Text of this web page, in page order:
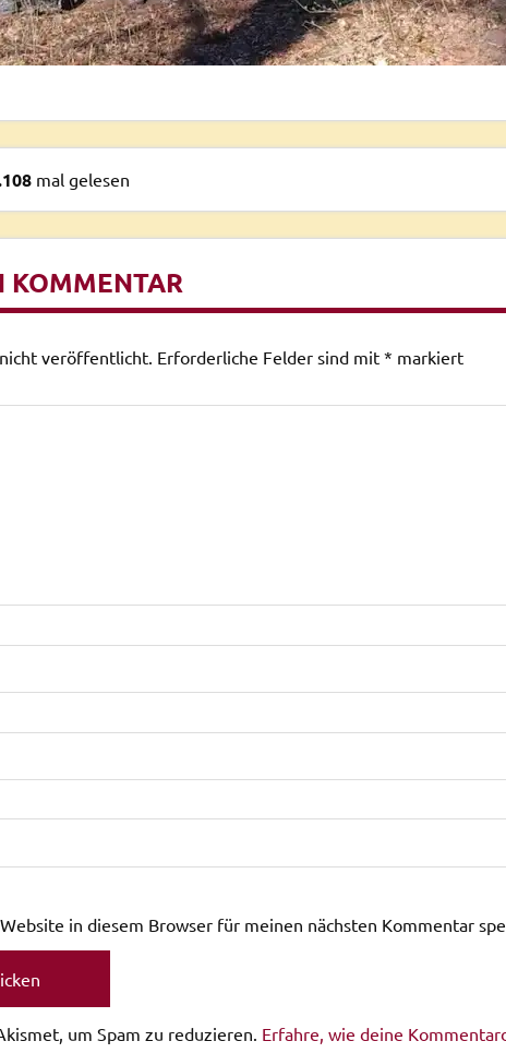
mal gelesen
KOMMENTAR
veröffentlicht. Erforderliche Felder sind mit * markiert
in diesem Browser für meinen nächsten Kommentar
um Spam zu reduzieren. Erfahre, wie deine